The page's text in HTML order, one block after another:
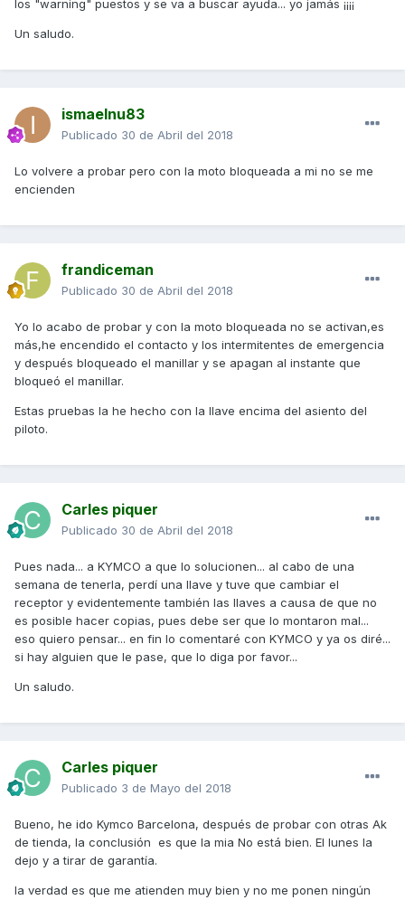
los "warning" puestos y se va a buscar ayuda... yo jamás ¡¡¡¡
Un saludo.
ismaelnu83
Publicado 30 de Abril del 2018
Lo volvere a probar pero con la moto bloqueada a mi no se me
encienden
frandiceman
Publicado 30 de Abril del 2018
Yo lo acabo de probar y con la moto bloqueada no se activan,es
más,he encendido el contacto y los intermitentes de emergencia
y después bloqueado el manillar y se apagan al instante que
bloqueó el manillar.
Estas pruebas la he hecho con la llave encima del asiento del
piloto.
Carles piquer
Publicado 30 de Abril del 2018
Pues nada... a KYMCO a que lo solucionen... al cabo de una
semana de tenerla, perdí una llave y tuve que cambiar el
receptor y evidentemente también las llaves a causa de que no
es posible hacer copias, pues debe ser que lo montaron mal...
eso quiero pensar... en fin lo comentaré con KYMCO y ya os diré...
si hay alguien que le pase, que lo diga por favor...
Un saludo.
Carles piquer
Publicado 3 de Mayo del 2018
Bueno, he ido Kymco Barcelona, después de probar con otras Ak
de tienda, la conclusión es que la mia No está bien. El lunes la
dejo y a tirar de garantía.
la verdad es que me atienden muy bien y no me ponen ningún